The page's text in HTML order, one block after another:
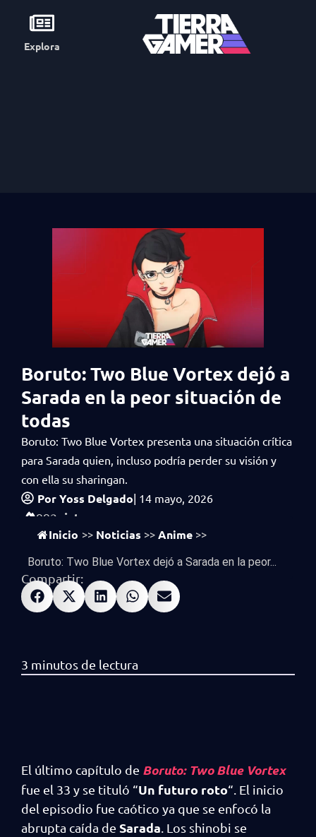
Explora
Boruto: Two Blue Vortex dejó a
Sarada en la peor situación de
todas
Boruto: Two Blue Vortex presenta una situación crítica
para Sarada quien, incluso podría perder su visión y
con ella su sharingan.
PorYoss Delgado| 14 mayo, 2026
992 vistas
Inicio >> Noticias >> Anime >>
Boruto: Two Blue Vortex dejó a Sarada en la peor...
Compartir:
El último capítulo de Boruto: Two Blue Vortex
fue el 33 y se tituló “Un futuro roto“. El inicio
del episodio fue caótico ya que se enfocó la
abrupta caída de Sarada . Los shinobi se